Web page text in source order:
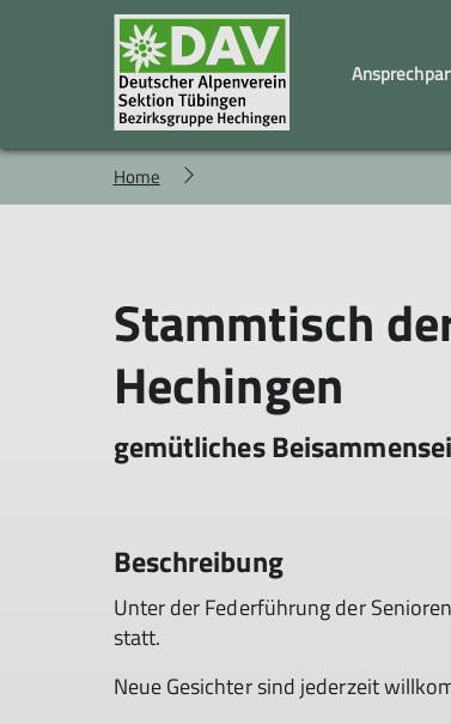
Geschäftstelle und Vorstand
Familiengruppe Kindergruppe
Home
Stammtisch
Hechingen
gemütliches
Beschreibung
Unter der Federführung der
statt.
Neue Gesichter sind jederzeit